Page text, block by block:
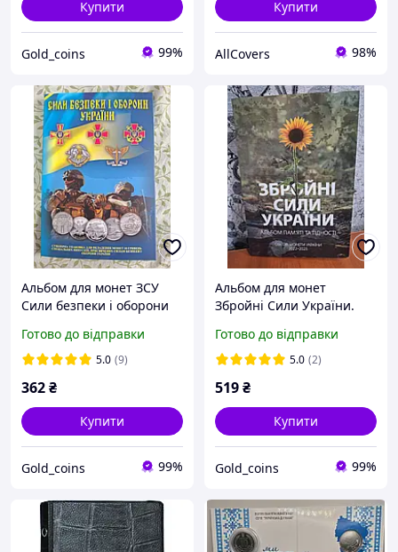
Купити
Gold_coins 99%
Купити
AllCovers 98%
Альбом для монет ЗСУ
Сили безпеки і оборони
Готово до відправки
5.0 (9)
362₴
Купити
Gold_coins 99%
Альбом для монет
Збройні Сили України.
2022-2025 рік
Готово до відправки
5.0 (2)
519₴
Купити
Gold_coins 99%